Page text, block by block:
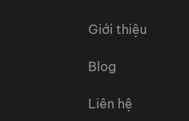
Giới thiệu
Blog
Liên hệ